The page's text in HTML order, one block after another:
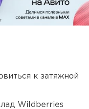
к затяжной
Wildberries